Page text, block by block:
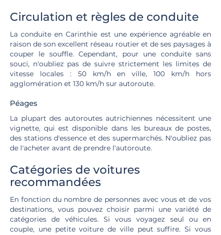
Circulation et règles de conduite
La conduite en Carinthie est une expérience agréable en
raison de son excellent réseau routier et de ses paysages à
couper le souffle. Cependant, pour une conduite sans
souci, n'oubliez pas de suivre strictement les limites de
vitesse locales : 50 km/h en ville, 100 km/h hors
agglomération et 130 km/h sur autoroute.
Péages
La plupart des autoroutes autrichiennes nécessitent une
vignette, qui est disponible dans les bureaux de postes,
des stations d'essence et des supermarchés. N'oubliez pas
de l'acheter avant de prendre l'autoroute.
Catégories de voitures
recommandées
En fonction du nombre de personnes avec vous et de vos
destinations, vous pouvez choisir parmi une variété de
catégories de véhicules. Si vous voyagez seul ou en
couple, une petite voiture de ville peut suffire. Si vous